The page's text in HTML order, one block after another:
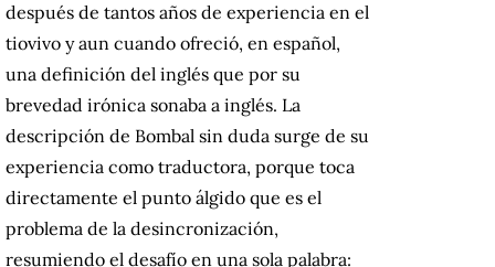
después de tantos años de experiencia en el
tiovivo y aun cuando ofreció, en español,
una definición del inglés que por su
brevedad irónica sonaba a inglés. La
descripción de Bombal sin duda surge de su
experiencia como traductora, porque toca
directamente el punto álgido que es el
problema de la desincronización,
resumiendo el desafío en una sola palabra: